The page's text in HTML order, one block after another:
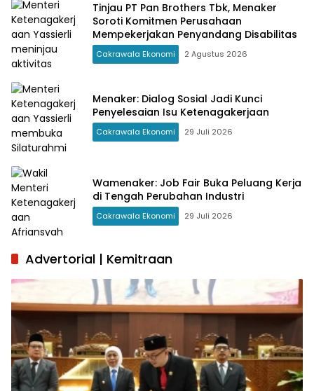
Tinjau PT Pan Brothers Tbk, Menaker
Soroti Komitmen Perusahaan
Mempekerjakan Penyandang Disabilitas
Cakrawala Ekonomi 2 Agustus 2026
Menaker: Dialog Sosial Jadi Kunci
Penyelesaian Isu Ketenagakerjaan
Cakrawala Ekonomi 29 Juli 2026
Wamenaker: Job Fair Buka Peluang Kerja
di Tengah Perubahan Industri
Cakrawala Ekonomi 29 Juli 2026
Advertorial | Kemitraan